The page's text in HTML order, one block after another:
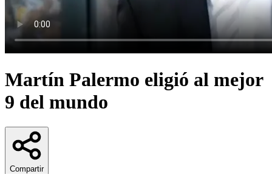
Martín Palermo eligió al mejor
9 del mundo
Compartir